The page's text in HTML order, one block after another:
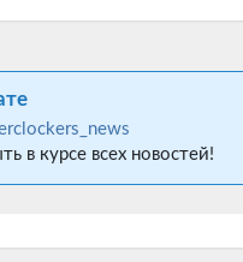
в курсе всех новостей!